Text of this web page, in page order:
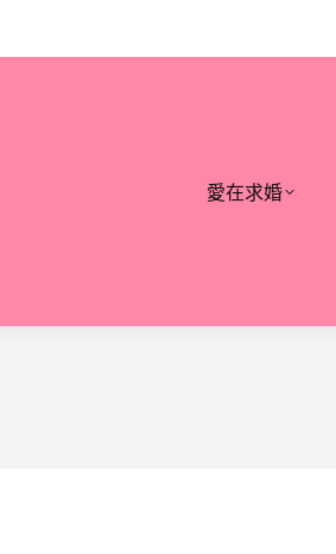
愛在求婚